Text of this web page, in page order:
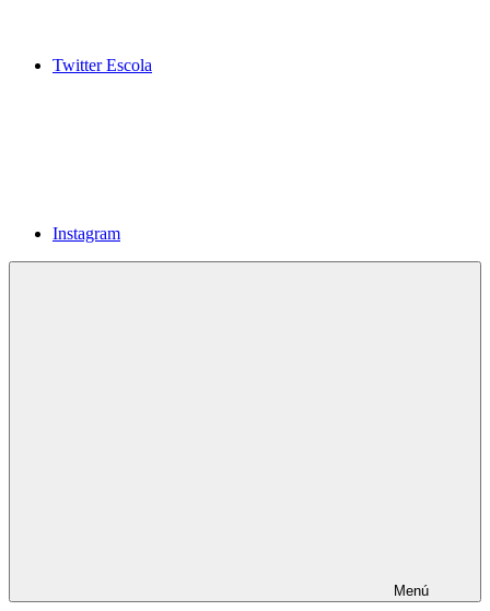
Twitter Escola
Instagram
Menú